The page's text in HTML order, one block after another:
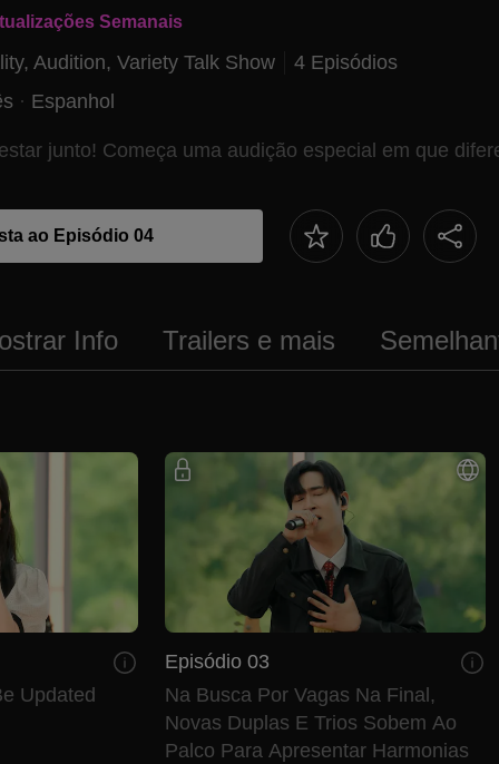
Semanais
Audition, Variety Talk Show
4 Episódios
· Espanhol
junto! Começa uma audição especial em que
ao Episódio 04
Info Trailers e mais
Updated
Episódio 03
Na Busca Por Vagas Na Final,
Novas Duplas E Trios Sobem Ao
Palco Para Apresentar Harmonias